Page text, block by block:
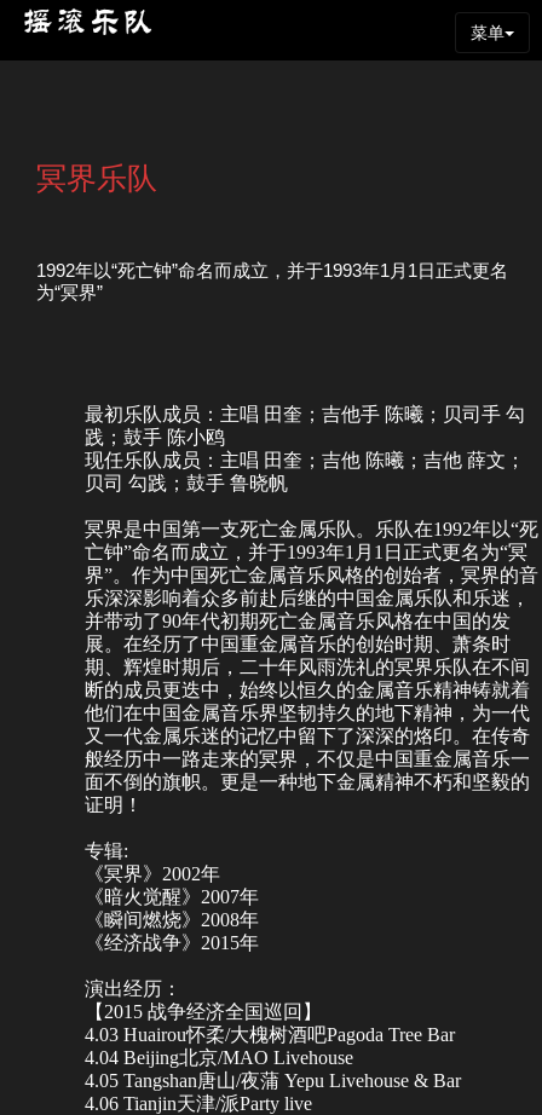
菜单
冥界乐队
1992年以“死亡钟”命名而成立，并于1993年1月1日正式更名
为“冥界”
最初乐队成员：主唱 田奎；吉他手 陈曦；贝司手 勾
践；鼓手 陈小鸥
现任乐队成员：主唱 田奎；吉他 陈曦；吉他 薛文 ；
贝司 勾践；鼓手 鲁晓帆
冥界是中国第一支死亡金属乐队。乐队在1992年以“死
亡钟”命名而成立，并于1993年1月1日正式更名为“冥
界”。作为中国死亡金属音乐风格的创始者，冥界的音
乐深深影响着众多前赴后继的中国金属乐队和乐迷，
并带动了90年代初期死亡金属音乐风格在中国的发
展。在经历了中国重金属音乐的创始时期、萧条时
期、辉煌时期后，二十年风雨洗礼的冥界乐队在不间
断的成员更迭中，始终以恒久的金属音乐精神铸就着
他们在中国金属音乐界坚韧持久的地下精神，为一代
又一代金属乐迷的记忆中留下了深深的烙印。在传奇
般经历中一路走来的冥界，不仅是中国重金属音乐一
面不倒的旗帜。更是一种地下金属精神不朽和坚毅的
证明！
专辑:
《冥界》2002年
《暗火觉醒》2007年
《瞬间燃烧》2008年
《经济战争》2015年
演出经历：
【2015 战争经济全国巡回】
4.03 Huairou怀柔/大槐树酒吧Pagoda Tree Bar
4.04 Beijing北京/MAO Livehouse
4.05 Tangshan唐山/夜蒲 Yepu Livehouse & Bar
4.06 Tianjin天津/派Party live